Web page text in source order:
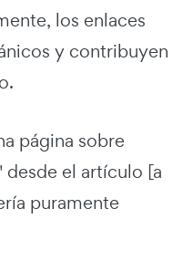
los enlaces
y contribuyen
página sobre
el artículo [a
puramente